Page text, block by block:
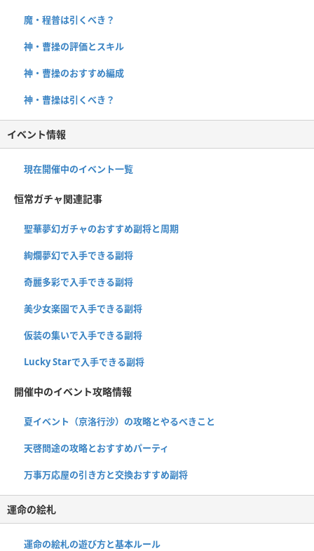
魔・程普は引くべき？
神・曹操の評価とスキル
神・曹操のおすすめ編成
神・曹操は引くべき？
イベント情報
現在開催中のイベント一覧
恒常ガチャ関連記事
聖華夢幻ガチャのおすすめ副将と周期
絢爛夢幻で入手できる副将
奇麗多彩で入手できる副将
美少女楽園で入手できる副将
仮装の集いで入手できる副将
Lucky Starで入手できる副将
開催中のイベント攻略情報
夏イベント（京洛行沙）の攻略とやるべきこと
天啓問途の攻略とおすすめパーティ
万事万応屋の引き方と交換おすすめ副将
運命の絵札
運命の絵札の遊び方と基本ルール